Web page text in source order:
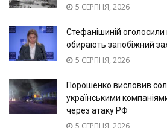
5 СЕРПНЯ, 2026
Стефанішиній
обирають запобіжний
5 СЕРПНЯ, 2026
Порошенко висловив
українськими
через атаку РФ